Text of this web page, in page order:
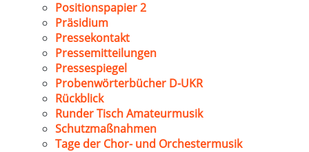
Positionspapier 2
Präsidium
Pressekontakt
Pressemitteilungen
Pressespiegel
Probenwörterbücher D-UKR
Rückblick
Runder Tisch Amateurmusik
Schutzmaßnahmen
Tage der Chor- und Orchestermusik